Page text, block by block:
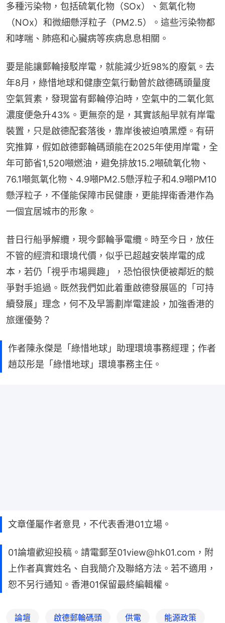
多種污染物，包括硫氧化物（SOx）、氮氧化物
（NOx）和微細懸浮粒子（PM2.5）。這些污染物都
和哮喘、肺癌和心臟病等疾病息息相關。
要是能讓郵輪接駁岸電，就能減少近98%的廢氣。去
年8月，綠惜地球和健康空氣行動曾於啟德碼頭量度
空氣質素，發現當有郵輪停泊時，空氣中的二氧化氮
濃度便急升43%。更無奈的是，其實該船早就有岸電
裝置，只是啟德配套落後，靠岸後被迫噴黑煙。有研
究推算，假如啟德郵輪碼頭能在2025年使用岸電，全
年可節省1,520噸燃油，避免排放15.2噸硫氧化物、
76.1噸氮氧化物、4.9噸PM2.5懸浮粒子和4.9噸PM10
懸浮粒子，不僅能保障市民健康，更能捍衛香港作為
一個宜居城市的形象。
昔日行船爭解纜，現今郵輪爭電纜。時至今日，放任
不管的經濟和環境代價，似乎已超越安裝岸電的成
本，若仍「視乎市場興趣」，恐怕很快便被鄰近的競
爭對手追過。既然我們如此着重啟德發展區的「可持
續發展」理念，何不及早籌劃岸電建設，加強香港的
旅運優勢？
作者陳永傑是「綠惜地球」助理環境事務經理；作者
趙苡彤是「綠惜地球」環境事務主任。
文章僅屬作者意見，不代表香港01立場。
01論壇歡迎投稿。請電郵至01view@hk01.com，附
上作者真實姓名、自我簡介及聯絡方法。若不適用，
恕不另行通知。香港01保留最終編輯權。
論壇 啟德郵輪碼頭 供電 能源政策